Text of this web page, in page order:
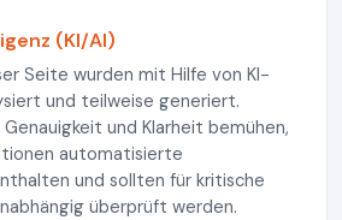
(KI/AI)
Seite wurden mit Hilfe von KI-
und teilweise generiert.
und Klarheit bemühen,
automatisierte
und sollten für kritische
überprüft werden.